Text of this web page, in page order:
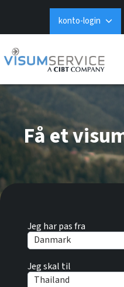
konto-login
Jeg har pas fra
Danmark
Jeg skal til
Thailand
Få et